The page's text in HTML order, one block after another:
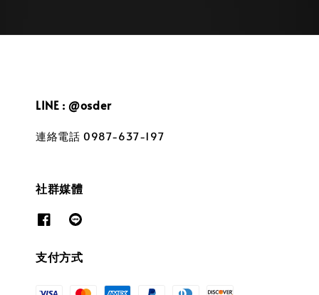
LINE : @osder
連絡電話 0987-637-197
社群媒體
支付方式